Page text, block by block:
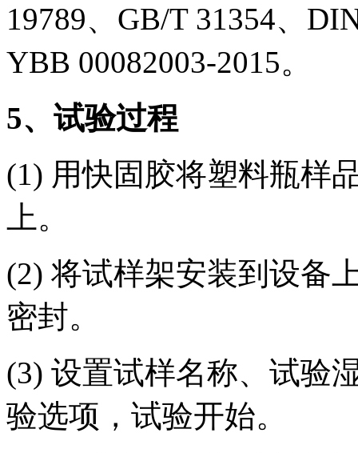
19789、GB/T 31354、
YBB 00082003-2015。
5、试验过程
(1) 用快固胶将塑料瓶样
上。
(2) 将试样架安装到设备
密封。
(3) 设置试样名称、试验
验选项，试验开始。